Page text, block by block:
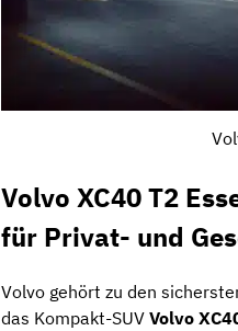
Volvo XC40 T2
für Privat- und
Volvo gehört zu den
das Kompakt-SUV Volvo